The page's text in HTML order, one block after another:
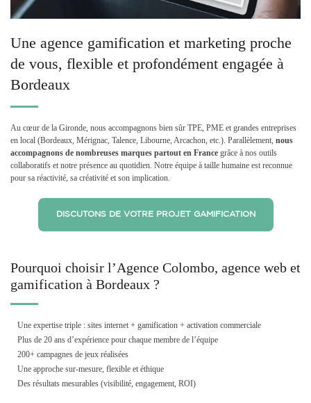
Une agence gamification et marketing proche
de vous, flexible et profondément engagée à
Bordeaux
Au cœur de la Gironde, nous accompagnons bien sûr TPE, PME et grandes entreprises
en local (Bordeaux, Mérignac, Talence, Libourne, Arcachon, etc.). Parallèlement, nous
accompagnons de nombreuses marques partout en France grâce à nos outils
collaboratifs et notre présence au quotidien. Notre équipe à taille humaine est reconnue
pour sa réactivité, sa créativité et son implication.
DISCUTONS DE VOTRE PROJET GAMIFICATION
Pourquoi choisir l’Agence Colombo, agence web et
gamification à Bordeaux ?
Une expertise triple : sites internet + gamification + activation commerciale
Plus de 20 ans d’expérience pour chaque membre de l’équipe
200+ campagnes de jeux réalisées
Une approche sur-mesure, flexible et éthique
Des résultats mesurables (visibilité, engagement, ROI)